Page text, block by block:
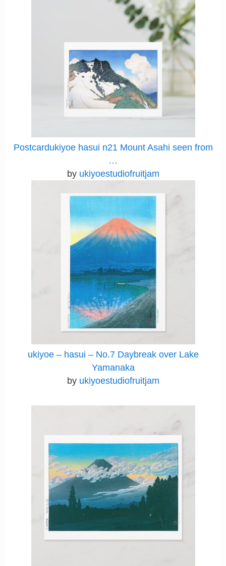
Postcardukiyoe hasui n21 Mount Asahi seen from
…
by ukiyoestudiofruitjam
ukiyoe – hasui – No.7 Daybreak over Lake
Yamanaka
by ukiyoestudiofruitjam